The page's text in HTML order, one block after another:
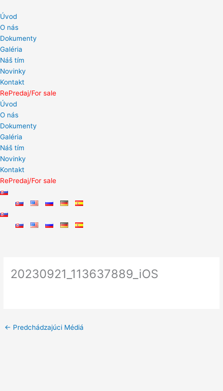
na
obsah
Úvod
O nás
Dokumenty
Galéria
Náš tím
Novinky
Kontakt
RePredaj/For sale
Úvod
O nás
Dokumenty
Galéria
Náš tím
Novinky
Kontakt
RePredaj/For sale
20230921_113637889_iOS
← Predchádzajúci Médiá